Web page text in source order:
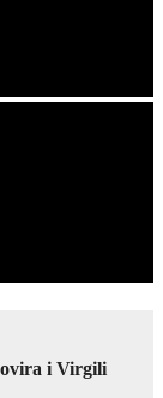
i Virgili